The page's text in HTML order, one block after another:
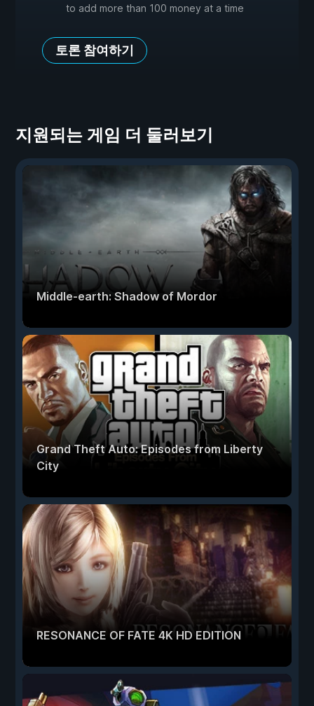
to add more than 100 money at a time
토론 참여하기
지원되는 게임 더 둘러보기
Middle-earth: Shadow of Mordor
Grand Theft Auto: Episodes from Liberty
City
RESONANCE OF FATE 4K HD EDITION